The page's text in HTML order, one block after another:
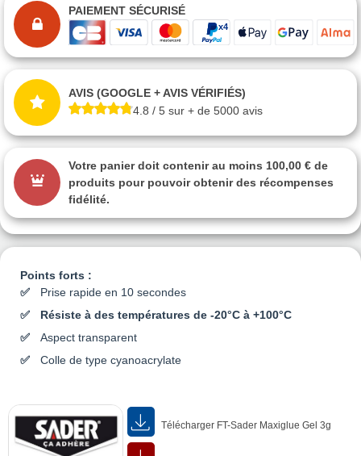
Points forts :
Prise rapide en 10 secondes
Résiste à des températures de -20°C à +100°C
Aspect transparent
Colle de type cyanoacrylate
Télécharger FT-Sader Maxiglue Gel 3g
PAIEMENT SÉCURISÉ
AVIS (GOOGLE + AVIS VÉRIFIÉS)
4.8 / 5 sur + de 5000 avis
Votre panier doit contenir au moins 100,00 € de
produits pour pouvoir obtenir des récompenses
fidélité.